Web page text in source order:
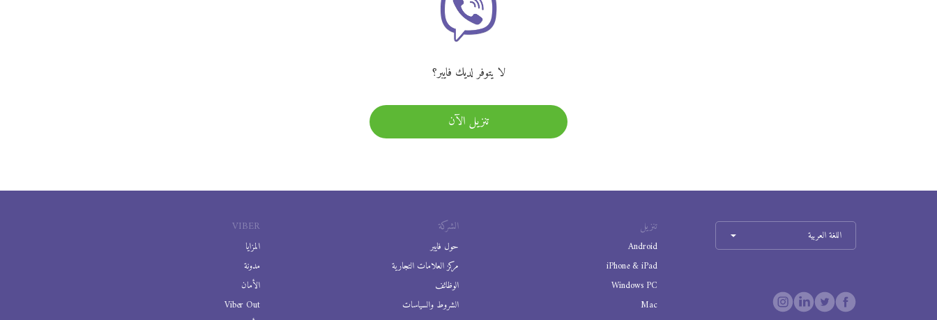
لا يتوفر لديك فايبر؟
تنزيل الآن
VIBER
المزايا
مدونة
الأمان
Viber Out
الشركة
حول فايبر
مركز العلامات التجارية
الوظائف
الشروط والسياسات
تنزيل
Android
iPhone & iPad
Windows PC
Mac
اللغة العربية